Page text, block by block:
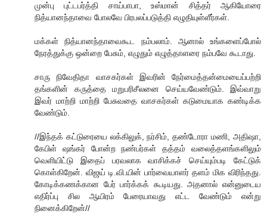
முன்பு புட்டபர்த்தி சாய்பாபா, உஸ்மான் சித்தர் ஆகியோரை
நித்யானந்தாவை போலவே பிரபலப்படுத்தி எழுதியுள்ளீர்கள்.
மக்கள் நித்யானந்தாவைகூட நம்பலாம். ஆனால் உங்களைப்போல்
நேரத்துக்கு ஒன்றை பேசும், எழுதும் எழுத்தாளரை நம்பவே கூடாது.
சாரு நிவேதிதா வாசகர்கள் இவரின் நேர்மைத்தன்மையைப்பற்றி
தங்களின் கருத்தை மறுபரிசீலனை செய்யவேண்டும். இவ்வாறு
இவர் மாற்றி மாற்றி பேசுவதை வாசகர்கள் கடுமையாக கண்டிக்க
வேண்டும்.
//இந்தக் கட்டுரையை லக்கிலுக், நர்சிம், தண்டோரா மணி, அதிஷா,
கேபிள் ஷங்கர் போன்ற நண்பர்கள் தத்தம் வலைத்தளங்களிலும்
வெளியிட்டு இதைப் பரவலாக வாசிக்கச் செய்யும்படி கேட்டுக்
கொள்கிறேன். விஜய் டி.வி.யின் பார்வையாளர் தளம் மிக விரிந்தது.
கோடிக்கணக்கான பேர் பார்க்கக் கூடியது. அதனால் என்னுடைய
எதிர்ப்பு சில ஆயிரம் பேரையாவது எட்ட வேண்டும் என்று
நினைக்கிறேன்//